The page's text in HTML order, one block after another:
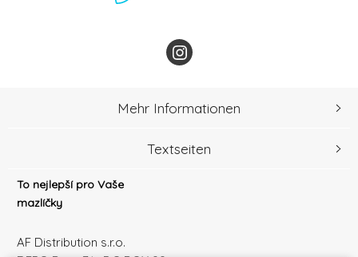
To nejlepší pro Vaše
mazlíčky
AF Distribution s.r.o.
Mehr Informationen
Textseiten